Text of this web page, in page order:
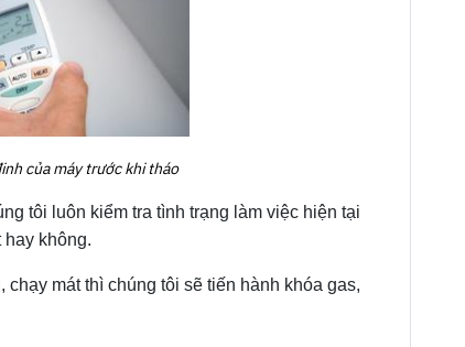
của máy trước khi tháo
tôi luôn kiểm tra tình trạng làm việc hiện tại
hay không.
mát thì chúng tôi sẽ tiến hành khóa gas,